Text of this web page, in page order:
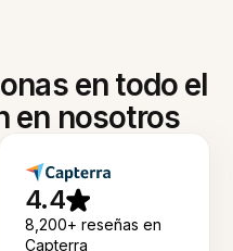
en todo el
en nosotros
4.4
8,200+ reseñas en
Capterra